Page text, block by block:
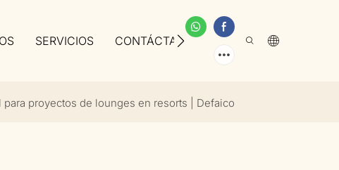
SERVICIOS CONTÁCTANOS SOBRE NOSOTROS
proyectos de lounges en resorts | Defaico